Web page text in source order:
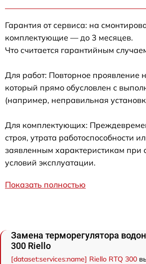
Гарантия от сервиса: на
комплектующие — до 3 месяцев.
Что считается гарантийным
Для работ: Повторное проявление
который прямо обусловлен с
(например, неправильная
Для комплектующих:
строя, утрата работоспособности
заявленным характеристикам при
условий эксплуатации.
Показать полностью
Замена терморегулятора
300 Riello
[dataset:services:name] Riello RTQ 300